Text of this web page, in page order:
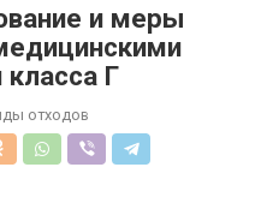
и меры
Г
отходов